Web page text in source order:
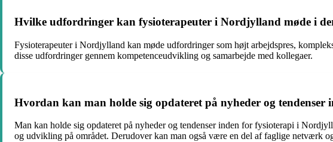
Hvilke udfordringer kan fysioterapeuter i Nordjylland møde i
Fysioterapeuter i Nordjylland kan møde udfordringer som højt arbejdspres,
disse udfordringer gennem kompetenceudvikling og samarbejde med kollegaer.
Hvordan kan man holde sig opdateret på nyheder og
Man kan holde sig opdateret på nyheder og tendenser inden for fysioterapi i
og udvikling på området. Derudover kan man også være en del af faglige netværk